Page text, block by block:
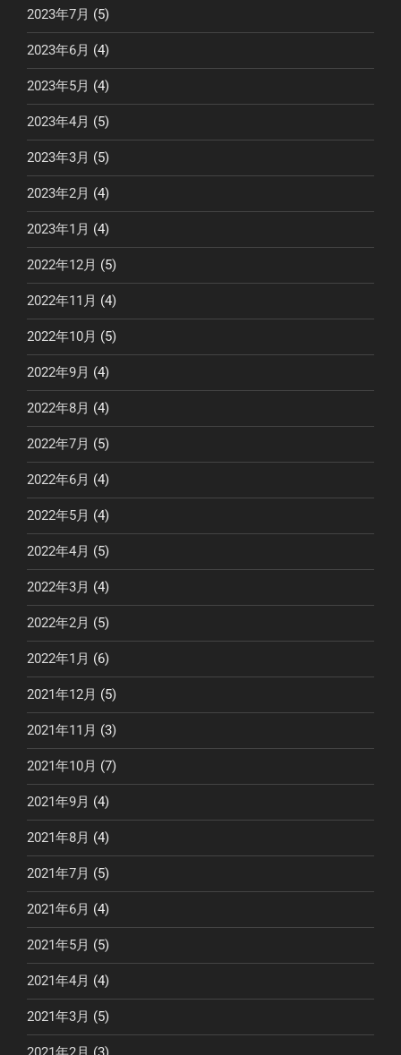
2023年7月 (5)
2023年6月 (4)
2023年5月 (4)
2023年4月 (5)
2023年3月 (5)
2023年2月 (4)
2023年1月 (4)
2022年12月 (5)
2022年11月 (4)
2022年10月 (5)
2022年9月 (4)
2022年8月 (4)
2022年7月 (5)
2022年6月 (4)
2022年5月 (4)
2022年4月 (5)
2022年3月 (4)
2022年2月 (5)
2022年1月 (6)
2021年12月 (5)
2021年11月 (3)
2021年10月 (7)
2021年9月 (4)
2021年8月 (4)
2021年7月 (5)
2021年6月 (4)
2021年5月 (5)
2021年4月 (4)
2021年3月 (5)